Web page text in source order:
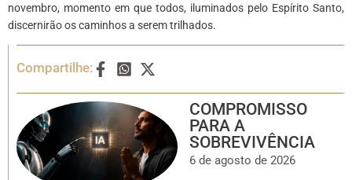
novembro, momento em que todos, iluminados pelo Espírito Santo,
discernirão os caminhos a serem trilhados.
Compartilhe:
COMPROMISSO
PARA A
SOBREVIVÊNCIA
6 de agosto de 2026